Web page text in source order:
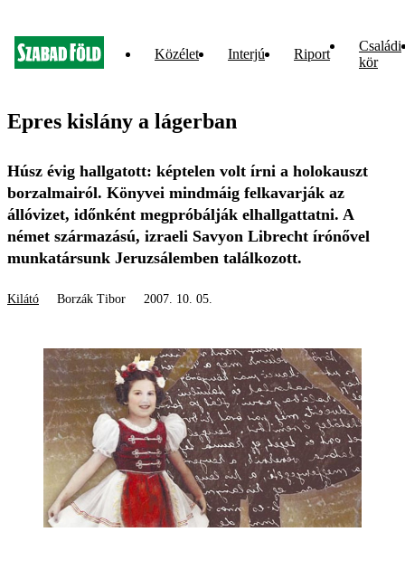
Közélet Interjú Riport
Családi
kör
Epres kislány a lágerban
Húsz évig hallgatott: képtelen volt írni a holokauszt
borzalmairól. Könyvei mindmáig felkavarják az
állóvizet, időnként megpróbálják elhallgattatni. A
német származású, izraeli Savyon Librecht írónővel
munkatársunk Jeruzsálemben találkozott.
Kilátó Borzák Tibor 2007. 10. 05.